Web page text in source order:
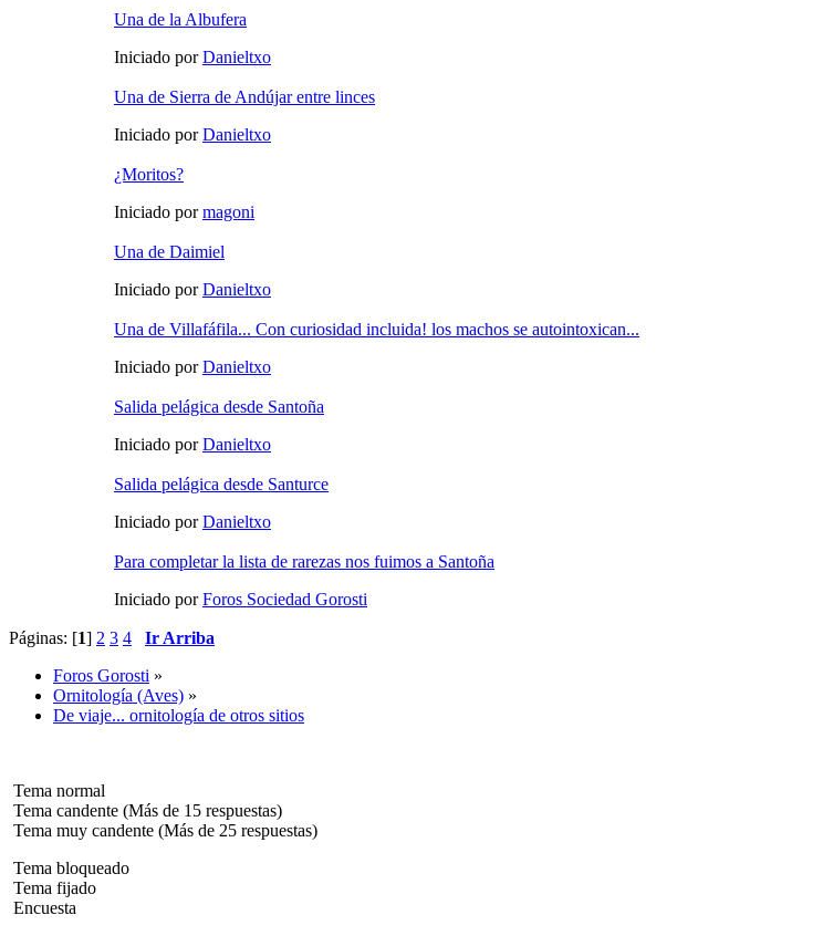
Una de la Albufera
Iniciado porDanieltxo
Una de Sierra de Andújar entre linces
Iniciado porDanieltxo
¿Moritos?
Iniciado pormagoni
Una de Daimiel
Iniciado porDanieltxo
Una de Villafáfila... Con curiosidad incluida! los machos se autointoxican...
Iniciado porDanieltxo
Salida pelágica desde Santoña
Iniciado porDanieltxo
Salida pelágica desde Santurce
Iniciado porDanieltxo
Para completar la lista de rarezas nos fuimos a Santoña
Iniciado porForos Sociedad Gorosti
Páginas: [1] 2 3 4
Ir Arriba
Foros Gorosti »
Ornitología (Aves) »
De viaje... ornitología de otros sitios
Tema normal
Tema candente (Más de 15 respuestas)
Tema muy candente (Más de 25 respuestas)
Tema bloqueado
Tema fijado
Encuesta